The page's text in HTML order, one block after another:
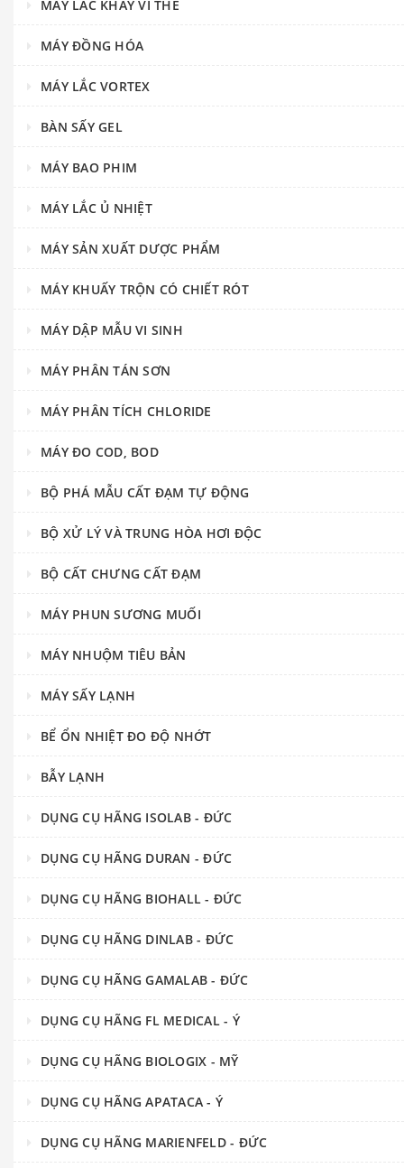
MÁY LẮC KHAY VI THỂ
MÁY ĐỒNG HÓA
MÁY LẮC VORTEX
BÀN SẤY GEL
MÁY BAO PHIM
MÁY LẮC Ủ NHIỆT
MÁY SẢN XUẤT DƯỢC PHẨM
MÁY KHUẤY TRỘN CÓ CHIẾT RÓT
MÁY DẬP MẪU VI SINH
MÁY PHÂN TÁN SƠN
MÁY PHÂN TÍCH CHLORIDE
MÁY ĐO COD, BOD
BỘ PHÁ MẪU CẤT ĐẠM TỰ ĐỘNG
BỘ XỬ LÝ VÀ TRUNG HÒA HƠI ĐỘC
BỘ CẤT CHƯNG CẤT ĐẠM
MÁY PHUN SƯƠNG MUỐI
MÁY NHUỘM TIÊU BẢN
MÁY SẤY LẠNH
BỂ ỔN NHIỆT ĐO ĐỘ NHỚT
BẪY LẠNH
DỤNG CỤ HÃNG ISOLAB - ĐỨC
DỤNG CỤ HÃNG DURAN - ĐỨC
DỤNG CỤ HÃNG BIOHALL - ĐỨC
DỤNG CỤ HÃNG DINLAB - ĐỨC
DỤNG CỤ HÃNG GAMALAB - ĐỨC
DỤNG CỤ HÃNG FL MEDICAL - Ý
DỤNG CỤ HÃNG BIOLOGIX - MỸ
DỤNG CỤ HÃNG APATACA - Ý
DỤNG CỤ HÃNG MARIENFELD - ĐỨC